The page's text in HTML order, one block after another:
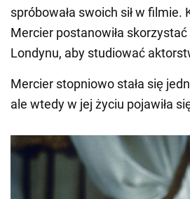
spróbowała swoich sił w
Mercier postanowiła
Londynu, aby studiować
Mercier stopniowo stała się
ale wtedy w jej życiu pojawiła